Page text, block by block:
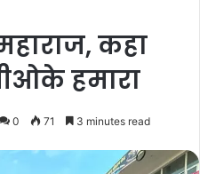
कहा
हमारा
0 71 3 minutes read